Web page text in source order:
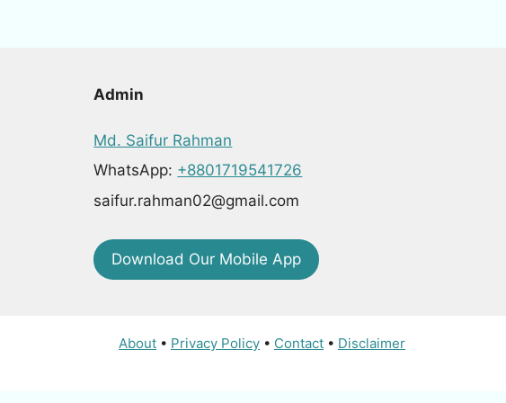
Admin
Md. Saifur Rahman
WhatsApp: +8801719541726
saifur.rahman02@gmail.com
Download Our Mobile App
About • Privacy Policy • Contact • Disclaimer